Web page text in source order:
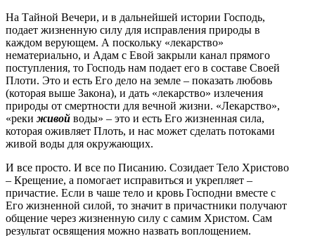
На Тайной Вечери, и в дальнейшей истории Господь,
подает жизненную силу для исправления природы в
каждом верующем. А поскольку «лекарство»
нематериально, и Адам с Евой закрыли канал прямого
поступления, то Господь нам подает его в составе Своей
Плоти. Это и есть Его дело на земле – показать любовь
(которая выше Закона), и дать «лекарство» излечения
природы от смертности для вечной жизни. «Лекарство»,
«реки живой воды» – это и есть Его жизненная сила,
которая оживляет Плоть, и нас может сделать потоками
живой воды для окружающих.
И все просто. И все по Писанию. Созидает Тело Христово
– Крещение, а помогает исправиться и укрепляет –
причастие. Если в чаше тело и кровь Господни вместе с
Его жизненной силой, то значит в причастники получают
общение через жизненную силу с самим Христом. Сам
результат освящения можно назвать воплощением.